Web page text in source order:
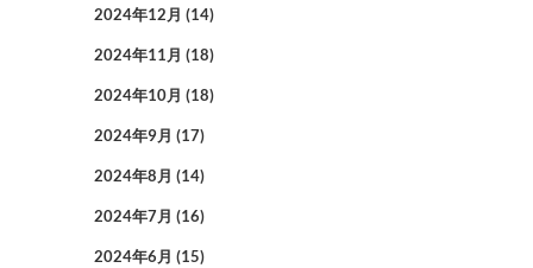
2024年12月 (14)
2024年11月 (18)
2024年10月 (18)
2024年9月 (17)
2024年8月 (14)
2024年7月 (16)
2024年6月 (15)